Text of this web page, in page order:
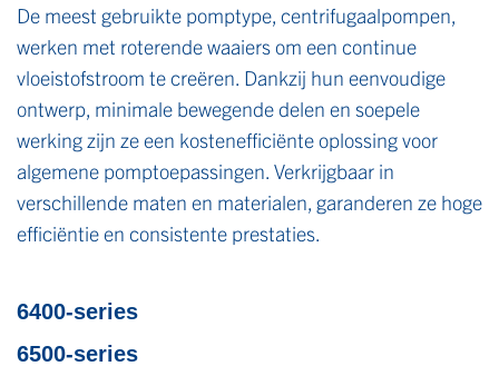
De meest gebruikte pomptype, centrifugaalpompen,
werken met roterende waaiers om een continue
vloeistofstroom te creëren. Dankzij hun eenvoudige
ontwerp, minimale bewegende delen en soepele
werking zijn ze een kostenefficiënte oplossing voor
algemene pomptoepassingen. Verkrijgbaar in
verschillende maten en materialen, garanderen ze hoge
efficiëntie en consistente prestaties.
6400-series
6500-series